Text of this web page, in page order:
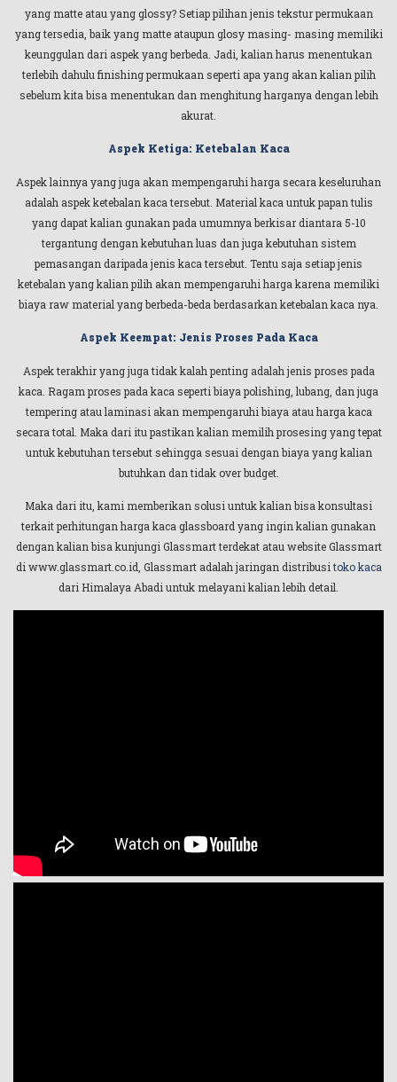
yang matte atau yang glossy? Setiap pilihan jenis tekstur permukaan
yang tersedia, baik yang matte ataupun glosy masing- masing memiliki
keunggulan dari aspek yang berbeda. Jadi, kalian harus menentukan
terlebih dahulu finishing permukaan seperti apa yang akan kalian pilih
sebelum kita bisa menentukan dan menghitung harganya dengan lebih
akurat.
Aspek Ketiga: Ketebalan Kaca
Aspek lainnya yang juga akan mempengaruhi harga secara keseluruhan
adalah aspek ketebalan kaca tersebut. Material kaca untuk papan tulis
yang dapat kalian gunakan pada umumnya berkisar diantara 5-10
tergantung dengan kebutuhan luas dan juga kebutuhan sistem
pemasangan daripada jenis kaca tersebut. Tentu saja setiap jenis
ketebalan yang kalian pilih akan mempengaruhi harga karena memiliki
biaya raw material yang berbeda-beda berdasarkan ketebalan kaca nya.
Aspek Keempat: Jenis Proses Pada Kaca
Aspek terakhir yang juga tidak kalah penting adalah jenis proses pada
kaca. Ragam proses pada kaca seperti biaya polishing, lubang, dan juga
tempering atau laminasi akan mempengaruhi biaya atau harga kaca
secara total. Maka dari itu pastikan kalian memilih prosesing yang tepat
untuk kebutuhan tersebut sehingga sesuai dengan biaya yang kalian
butuhkan dan tidak over budget.
Maka dari itu, kami memberikan solusi untuk kalian bisa konsultasi
terkait perhitungan harga kaca glassboard yang ingin kalian gunakan
dengan kalian bisa kunjungi Glassmart terdekat atau website Glassmart
di www.glassmart.co.id, Glassmart adalah jaringan distribusitoko kaca
dari Himalaya Abadi untuk melayani kalian lebih detail.